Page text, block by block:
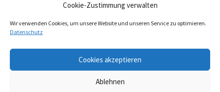
Cookie-Zustimmung verwalten
Wir verwenden Cookies, um unsere Website und unseren Service zu optimieren.
Datenschutz
Cookies akzeptieren
Ablehnen